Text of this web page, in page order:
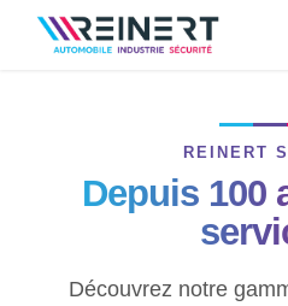
Se rendre au contenu
REINERT
Depuis 100
Découvrez notre